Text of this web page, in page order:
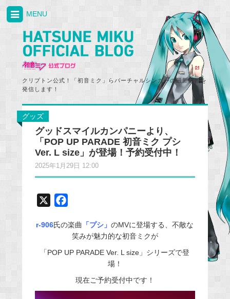
クリプトン公式！「初音ミク」らバーチャルシンガーの最新情報を
発信します！
MENU
グッズ
グッドスマイルカンパニーより、
「POP UP PARADE 初音ミク プシ
Ver. L size」が登場！予約受付中！
2025年1月29日 12:00
c
e
b
k
r-906氏の楽曲 「プシ」のMVに登場する、不敵な
笑みが魅力的な初音ミクが
「POP UP PARADE Ver. L size」シリーズで登
場！
現在ご予約受付中です！